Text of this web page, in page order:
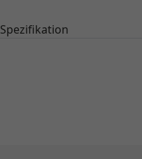
Spezifikation